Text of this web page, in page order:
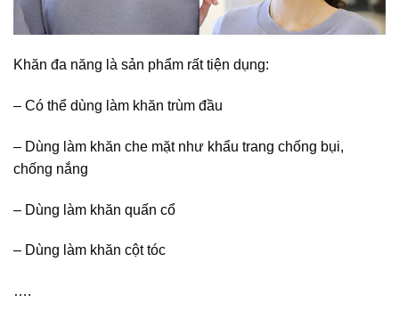
Khăn đa năng là sản phẩm rất tiện dụng:
– Có thể dùng làm khăn trùm đầu
– Dùng làm khăn che mặt như khẩu trang chống bụi,
chống nắng
– Dùng làm khăn quấn cổ
– Dùng làm khăn cột tóc
….